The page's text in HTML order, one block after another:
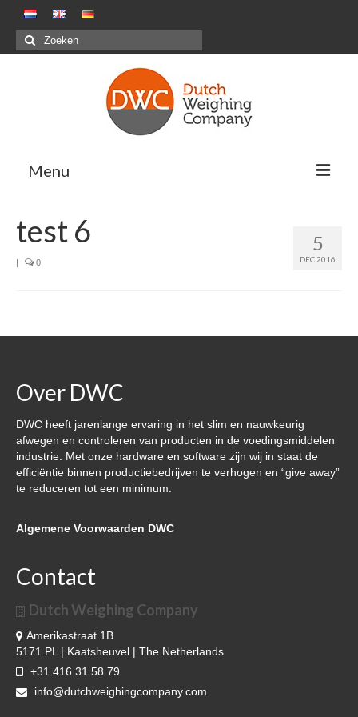
Zoeken
naar:
Menu
Positieve weegsystemen – Pakstations G&F
DWC5.7 – Positief wegen
DWC5.10 – Negatief wegen
Complete weeglijnen
Accessoires & Maatwerk
Software
Atlantic Logic
5
DEC 2016
test 6
| 0
Over DWC
DWC heeft jarenlange ervaring in het slim en nauwkeurig
afwegen en controleren van producten in de voedingsmiddelen
industrie. Met onze hardware en software zijn wij in staat de
efficiëntie binnen productiebedrijven te verhogen en “give away”
te reduceren tot een minimum.
Algemene Voorwaarden DWC
Contact
Dutch Weighing Company
Amerikastraat 1B
5171 PL | Kaatsheuvel | The Netherlands
+31 416 31 58 79
info@dutchweighingcompany.com